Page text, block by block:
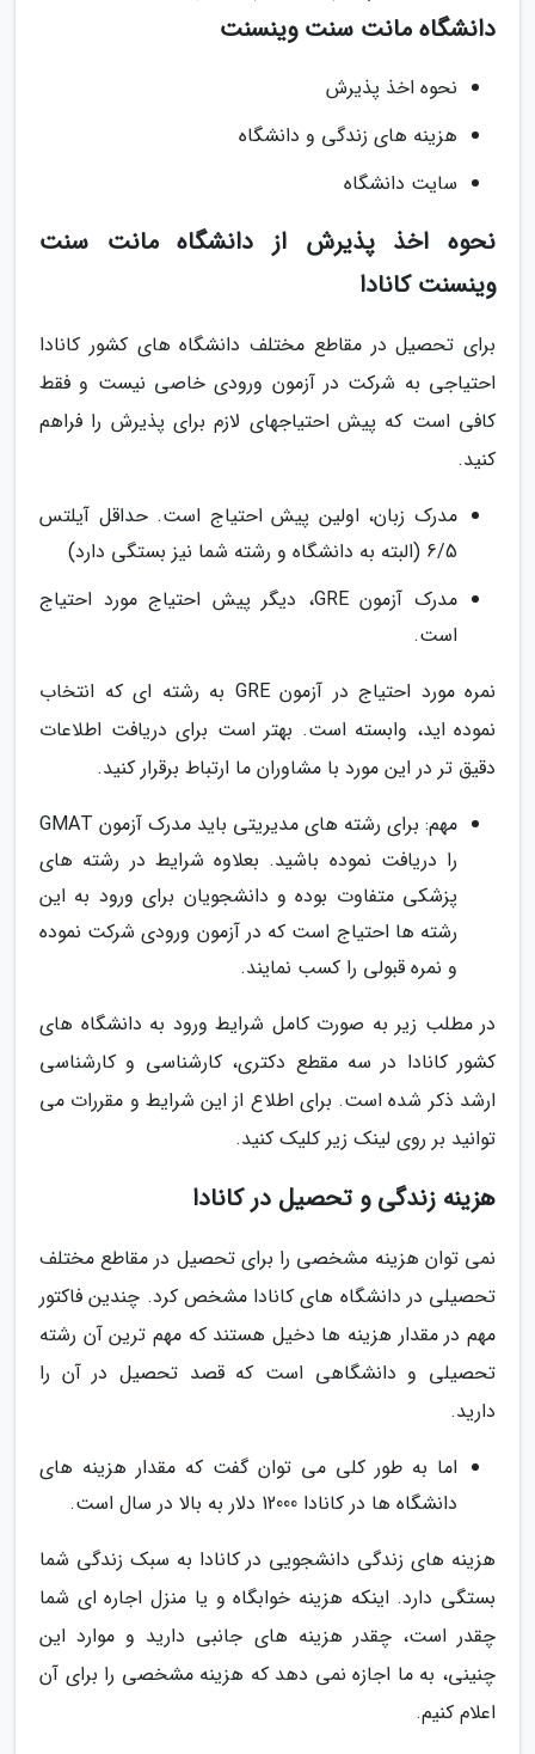
دانشگاه مانت سنت وینسنت
نحوه اخذ پذیرش
هزینه های زندگی و دانشگاه
سایت دانشگاه
نحوه اخذ پذیرش از دانشگاه مانت سنت
وینسنت کانادا
برای تحصیل در مقاطع مختلف دانشگاه های کشور کانادا
احتیاجی به شرکت در آزمون ورودی خاصی نیست و فقط
کافی است که پیش احتیاجهای لازم برای پذیرش را فراهم
کنید.
مدرک زبان، اولین پیش احتیاج است. حداقل آیلتس
6/5 (البته به دانشگاه و رشته شما نیز بستگی دارد)
مدرک آزمون GRE، دیگر پیش احتیاج مورد احتیاج
است.
نمره مورد احتیاج در آزمون GRE به رشته ای که انتخاب
نموده اید، وابسته است. بهتر است برای دریافت اطلاعات
دقیق تر در این مورد با مشاوران ما ارتباط برقرار کنید.
مهم: برای رشته های مدیریتی باید مدرک آزمون GMAT
را دریافت نموده باشید. بعلاوه شرایط در رشته های
پزشکی متفاوت بوده و دانشجویان برای ورود به این
رشته ها احتیاج است که در آزمون ورودی شرکت نموده
و نمره قبولی را کسب نمایند.
در مطلب زیر به صورت کامل شرایط ورود به دانشگاه های
کشور کانادا در سه مقطع دکتری، کارشناسی و کارشناسی
ارشد ذکر شده است. برای اطلاع از این شرایط و مقررات می
توانید بر روی لینک زیر کلیک کنید.
هزینه زندگی و تحصیل در کانادا
نمی توان هزینه مشخصی را برای تحصیل در مقاطع مختلف
تحصیلی در دانشگاه های کانادا مشخص کرد. چندین فاکتور
مهم در مقدار هزینه ها دخیل هستند که مهم ترین آن رشته
تحصیلی و دانشگاهی است که قصد تحصیل در آن را
دارید.
اما به طور کلی می توان گفت که مقدار هزینه های
دانشگاه ها در کانادا 12000 دلار به بالا در سال است.
هزینه های زندگی دانشجویی در کانادا به سبک زندگی شما
بستگی دارد. اینکه هزینه خوابگاه و یا منزل اجاره ای شما
چقدر است، چقدر هزینه های جانبی دارید و موارد این
چنینی، به ما اجازه نمی دهد که هزینه مشخصی را برای آن
اعلام کنیم.